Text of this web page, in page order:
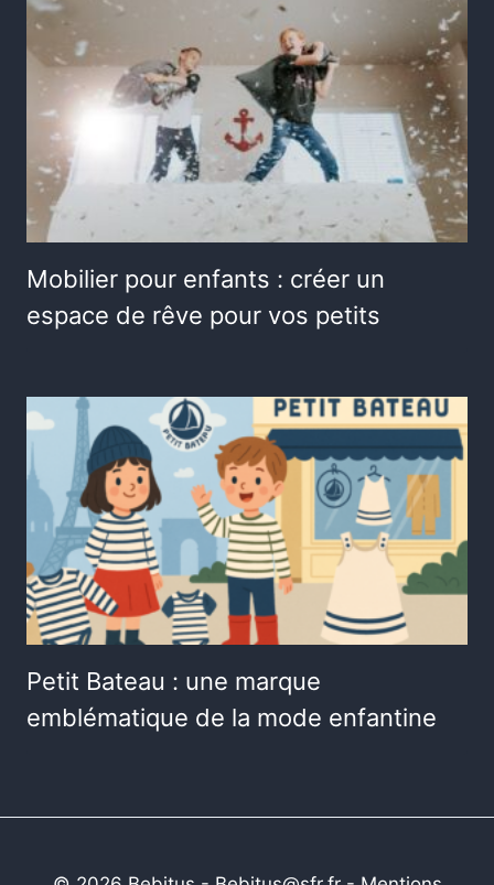
Mobilier pour enfants : créer un
espace de rêve pour vos petits
Petit Bateau : une marque
emblématique de la mode enfantine